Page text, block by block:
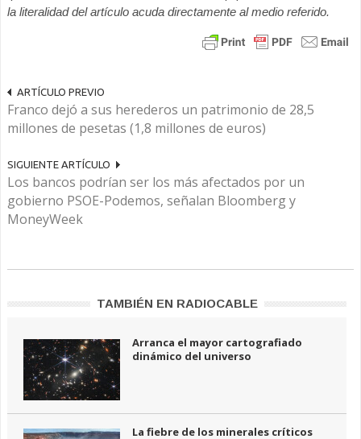
la literalidad del artículo acuda directamente al medio referido.
ARTÍCULO PREVIO
Franco dejó a sus herederos un patrimonio de 28,5
millones de pesetas (1,8 millones de euros)
SIGUIENTE ARTÍCULO
Los bancos podrían ser los más afectados por un
gobierno PSOE-Podemos, señalan Bloomberg y
MoneyWeek
TAMBIÉN EN RADIOCABLE
Arranca el mayor cartografiado
dinámico del universo
La fiebre de los minerales críticos